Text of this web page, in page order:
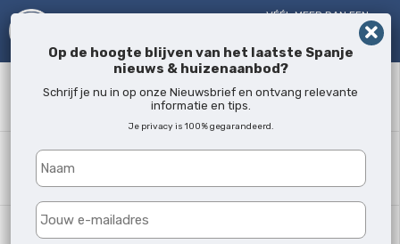
VÉÉL MEER DAN EEN
Waar?
Alle locaties
Woningtype
Op de hoogte blijven van het laatste Spanje
nieuws & huizenaanbod?
Schrijf je nu in op onze Nieuwsbrief en ontvang relevante
informatie en tips.
Je privacy is 100% gegarandeerd.